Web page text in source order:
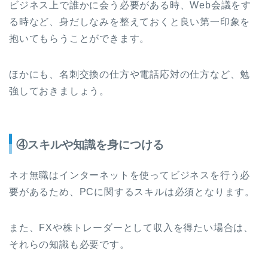
ビジネス上で誰かに会う必要がある時、Web会議をす
る時など、身だしなみを整えておくと良い第一印象を
抱いてもらうことができます。
ほかにも、名刺交換の仕方や電話応対の仕方など、勉
強しておきましょう。
④スキルや知識を身につける
ネオ無職はインターネットを使ってビジネスを行う必
要があるため、PCに関するスキルは必須となります。
また、FXや株トレーダーとして収入を得たい場合は、
それらの知識も必要です。